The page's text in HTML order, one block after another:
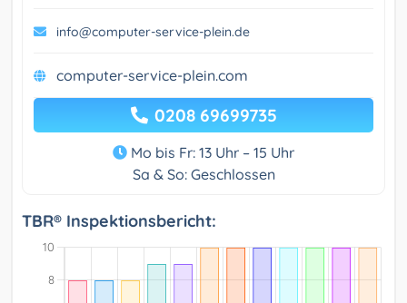
info@computer-service-plein.de
computer-service-plein.com
0208 69699735
Mo bis Fr: 13 Uhr – 15 Uhr
Sa & So: Geschlossen
TBR® Inspektionsbericht: